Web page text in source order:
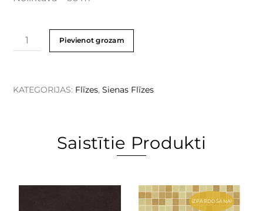
Pievienot grozam
KATEGORIJAS: Flīzes,Sienas Flīzes
Saistītie Produkti
IZPĀRDOŠANA!